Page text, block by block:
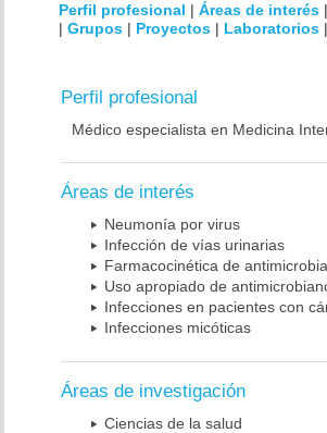
Perfil profesional | Áreas de interés |
| Grupos | Proyectos | Laboratorios |
Perfil profesional
Médico especialista en Medicina
Áreas de interés
Neumonía por virus
Infección de vías urinarias
Farmacocinética de
Uso apropiado de
Infecciones en pacientes con
Infecciones micóticas
Áreas de investigación
Ciencias de la salud